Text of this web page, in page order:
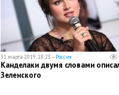
31 марта 2019, 18:23 —Россия
Канделаки двумя словами
Зеленского